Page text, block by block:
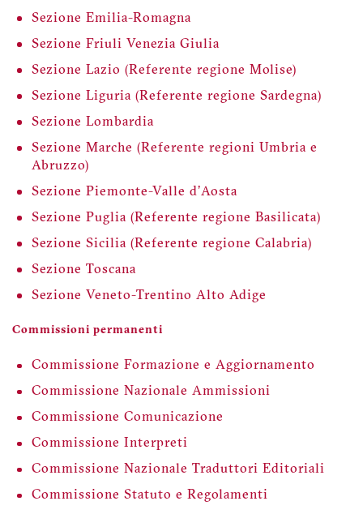
Sezione Emilia-Romagna
Sezione Friuli Venezia Giulia
Sezione Lazio (Referente regione Molise)
Sezione Liguria (Referente regione Sardegna)
Sezione Lombardia
Sezione Marche (Referente regioni Umbria e
Abruzzo)
Sezione Piemonte-Valle d'Aosta
Sezione Puglia (Referente regione Basilicata)
Sezione Sicilia (Referente regione Calabria)
Sezione Toscana
Sezione Veneto-Trentino Alto Adige
Commissioni permanenti
Commissione Formazione e Aggiornamento
Commissione Nazionale Ammissioni
Commissione Comunicazione
Commissione Interpreti
Commissione Nazionale Traduttori Editoriali
Commissione Statuto e Regolamenti